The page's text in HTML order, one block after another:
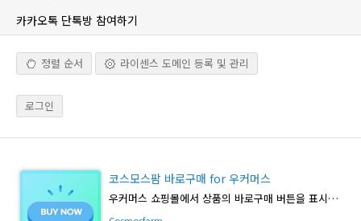
카카오톡 단톡방 참여하기
정렬 순서 라이센스 도메인 등록 및 관리
로그인
코스모스팜 바로구매 for 우커머스
우커머스 쇼핑몰에서 상품의 바로구매 버튼을 표시할 수 있습니다.